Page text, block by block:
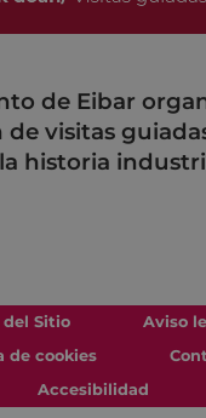
de Eibar
visitas
historia
del Sitio
Aviso
de cookies
Accesibilidad